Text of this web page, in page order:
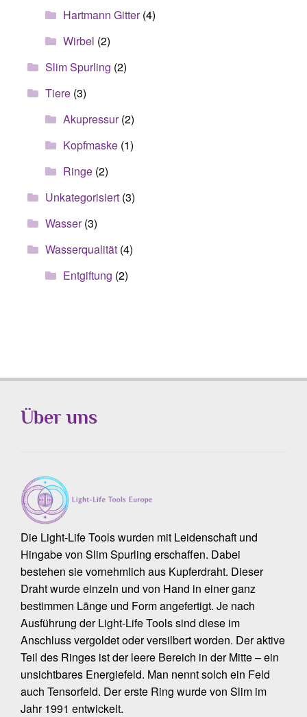
Hartmann Gitter(4)
Wirbel (2)
Slim Spurling (2)
Tiere(3)
Akupressur(2)
Kopfmaske(1)
Ringe(2)
Unkategorisiert(3)
Wasser(3)
Wasserqualität(4)
Entgiftung (2)
Über uns
Die Light-Life Tools wurden mit Leidenschaft und
Hingabe von Slim Spurling erschaffen. Dabei
bestehen sie vornehmlich aus Kupferdraht. Dieser
Draht wurde einzeln und von Hand in einer ganz
bestimmen Länge und Form angefertigt. Je nach
Ausführung der Light-Life Tools sind diese im
Anschluss vergoldet oder versilbert worden. Der aktive
Teil des Ringes ist der leere Bereich in der Mitte – ein
unsichtbares Energiefeld. Man nennt solch ein Feld
auch Tensorfeld. Der erste Ring wurde von Slim im
Jahr 1991 entwickelt.